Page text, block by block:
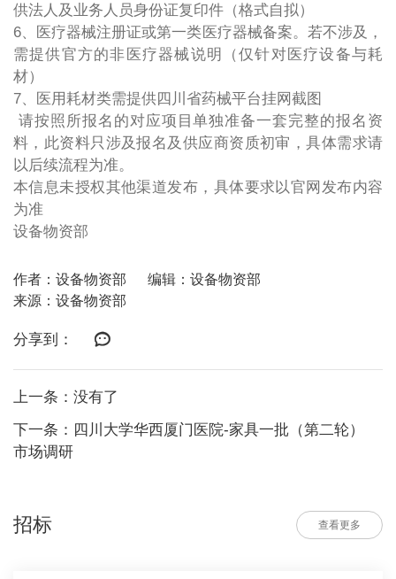
供法人及业务人员身份证复印件（格式自拟）
6、医疗器械注册证或第一类医疗器械备案。若不涉及，
需提供官方的非医疗器械说明（仅针对医疗设备与耗
材）
7、医用耗材类需提供四川省药械平台挂网截图
请按照所报名的对应项目单独准备一套完整的报名资
料，此资料只涉及报名及供应商资质初审，具体需求请
以后续流程为准。
本信息未授权其他渠道发布，具体要求以官网发布内容
为准
设备物资部
作者：设备物资部
编辑：设备物资部
来源：设备物资部
分享到：
上一条：没有了
下一条：四川大学华西厦门医院-家具一批（第二轮）
市场调研
招标 查看更多